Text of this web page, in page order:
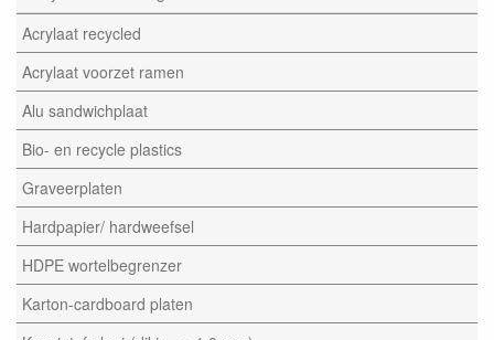
Acrylaat recycled
Acrylaat voorzet ramen
Alu sandwichplaat
Bio- en recycle plastics
Graveerplaten
Hardpapier/ hardweefsel
HDPE wortelbegrenzer
Karton-cardboard platen